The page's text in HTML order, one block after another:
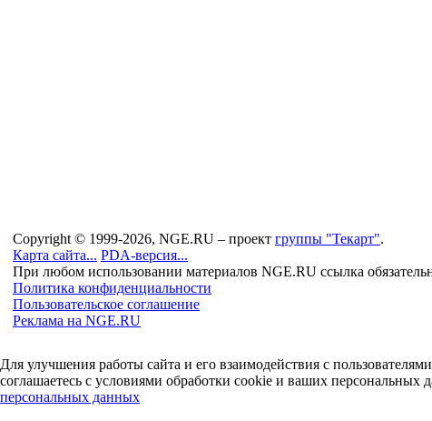
Copyright © 1999-2026, NGE.RU – проект группы "Текарт".
Карта сайта... PDA-версия...
При любом использовании материалов NGE.RU ссылка
Политика конфиденциальности
Пользовательское соглашение
Реклама на NGE.RU
Для улучшения работы сайта и его взаимодействия с
соглашаетесь с условиями обработки cookie и ваших
персональных данных